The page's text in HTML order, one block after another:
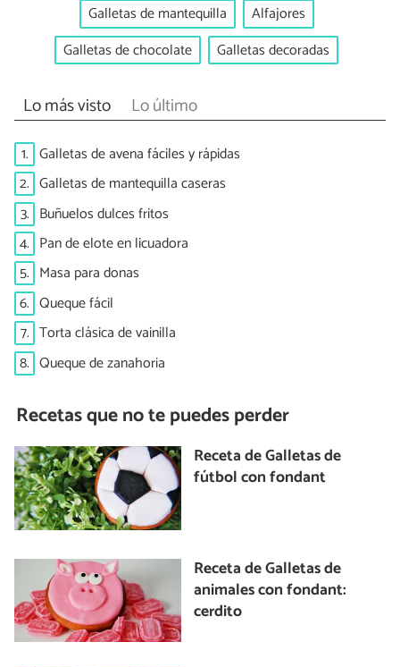
Galletas de mantequilla
Alfajores
Galletas de chocolate
Galletas decoradas
Lo más visto Lo último
1. Galletas de avena fáciles y rápidas
2. Galletas de mantequilla caseras
3. Buñuelos dulces fritos
4. Pan de elote en licuadora
5. Masa para donas
6. Queque fácil
7. Torta clásica de vainilla
8. Queque de zanahoria
Recetas que no te puedes perder
Receta de Galletas de
fútbol con fondant
Receta de Galletas de
animales con fondant:
cerdito